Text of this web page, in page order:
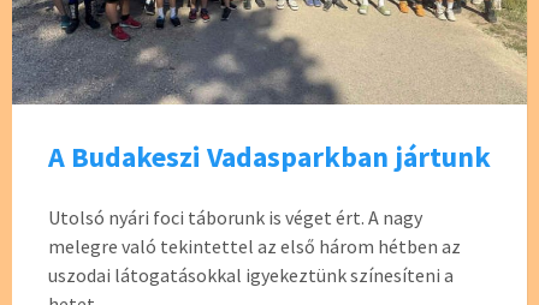
A Budakeszi Vadasparkban jártunk
Utolsó nyári foci táborunk is véget ért. A nagy
melegre való tekintettel az első három hétben az
uszodai látogatásokkal igyekeztünk színesíteni a